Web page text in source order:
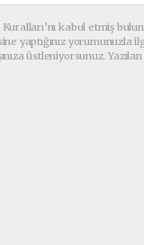
kabul etmiş
yaptığınız yorumunuzla
üstleniyorsunuz.